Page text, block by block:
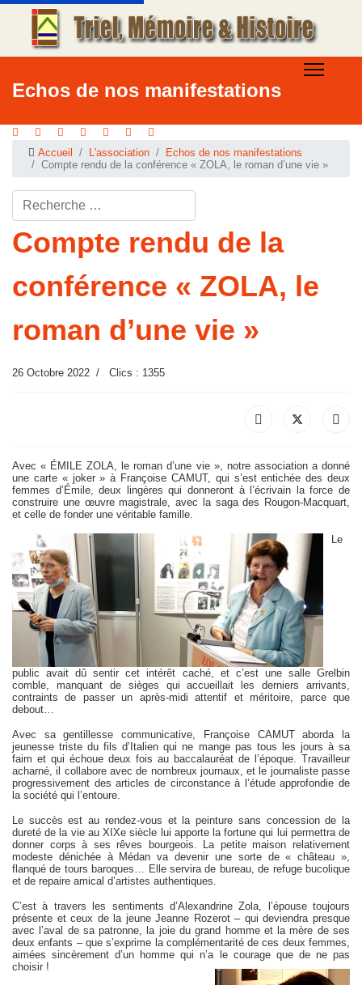
Echos de nos manifestations
Accueil L'association
Echos de nos manifestations
Compte rendu de la conférence « ZOLA, le roman d’une vie »
Rechercher ...
Compte rendu de la
conférence « ZOLA, le
roman d’une vie »
26 Octobre 2022 Clics : 1355
Avec « ÉMILE ZOLA, le roman d’une vie », notre association a donné
une carte « joker » à Françoise CAMUT, qui s’est entichée des deux
femmes d’Émile, deux lingères qui donneront à l’écrivain la force de
construire une œuvre magistrale, avec la saga des Rougon-Macquart,
et celle de fonder une véritable famille.
Le
public avait dû sentir cet intérêt caché, et c’est une salle Grelbin
comble, manquant de sièges qui accueillait les derniers arrivants,
contraints de passer un après-midi attentif et méritoire, parce que
debout…
Avec sa gentillesse communicative, Françoise CAMUT aborda la
jeunesse triste du fils d’Italien qui ne mange pas tous les jours à sa
faim et qui échoue deux fois au baccalauréat de l’époque. Travailleur
acharné, il collabore avec de nombreux journaux, et le journaliste passe
progressivement des articles de circonstance à l’étude approfondie de
la société qui l’entoure.
Le succès est au rendez-vous et la peinture sans concession de la
dureté de la vie au XIXe siècle lui apporte la fortune qui lui permettra de
donner corps à ses rêves bourgeois. La petite maison relativement
modeste dénichée à Médan va devenir une sorte de « château »,
flanqué de tours baroques… Elle servira de bureau, de refuge bucolique
et de repaire amical d’artistes authentiques.
C’est à travers les sentiments d’Alexandrine Zola, l’épouse toujours
présente et ceux de la jeune Jeanne Rozerot – qui deviendra presque
avec l’aval de sa patronne, la joie du grand homme et la mère de ses
deux enfants – que s’exprime la complémentarité de ces deux femmes,
aimées sincèrement d’un homme qui n’a le courage que de ne pas
choisir !